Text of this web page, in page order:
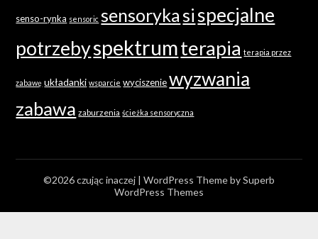
senso-rynka sensoric sensorykasispecjalne
potrzebyspektrumterapia terapia przez
zabawę układanki wsparcie wyciszenie wyzwania
zabawa zaburzenia ścieżka sensoryczna
©2026 czując inaczej | WordPress Theme bySuperb
WordPress Themes